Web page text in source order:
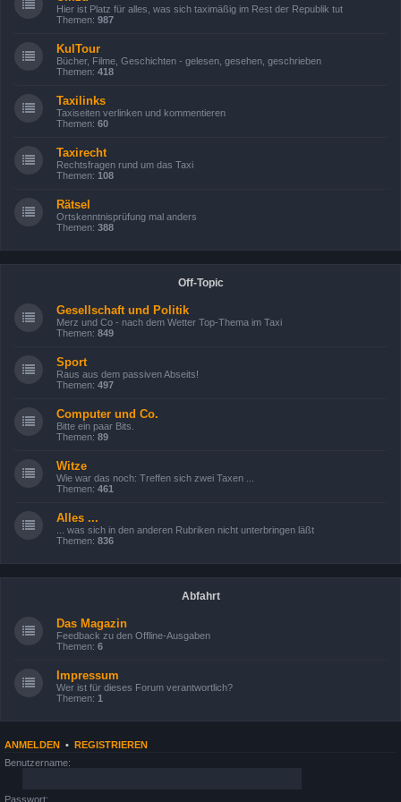
Hier ist Platz für alles, was sich taximäßig im Rest der Republik tut
Themen: 987
KulTour
Bücher, Filme, Geschichten - gelesen, gesehen, geschrieben
Themen: 418
Taxilinks
Taxiseiten verlinken und kommentieren
Themen: 60
Taxirecht
Rechtsfragen rund um das Taxi
Themen: 108
Rätsel
Ortskenntnisprüfung mal anders
Themen: 388
Off-Topic
Gesellschaft und Politik
Merz und Co - nach dem Wetter Top-Thema im Taxi
Themen: 849
Sport
Raus aus dem passiven Abseits!
Themen: 497
Computer und Co.
Bitte ein paar Bits.
Themen: 89
Witze
Wie war das noch: Treffen sich zwei Taxen ...
Themen: 461
Alles ...
... was sich in den anderen Rubriken nicht unterbringen läßt
Themen: 836
Abfahrt
Das Magazin
Feedback zu den Offline-Ausgaben
Themen: 6
Impressum
Wer ist für dieses Forum verantwortlich?
Themen: 1
ANMELDEN • REGISTRIEREN
Benutzername:
Passwort: